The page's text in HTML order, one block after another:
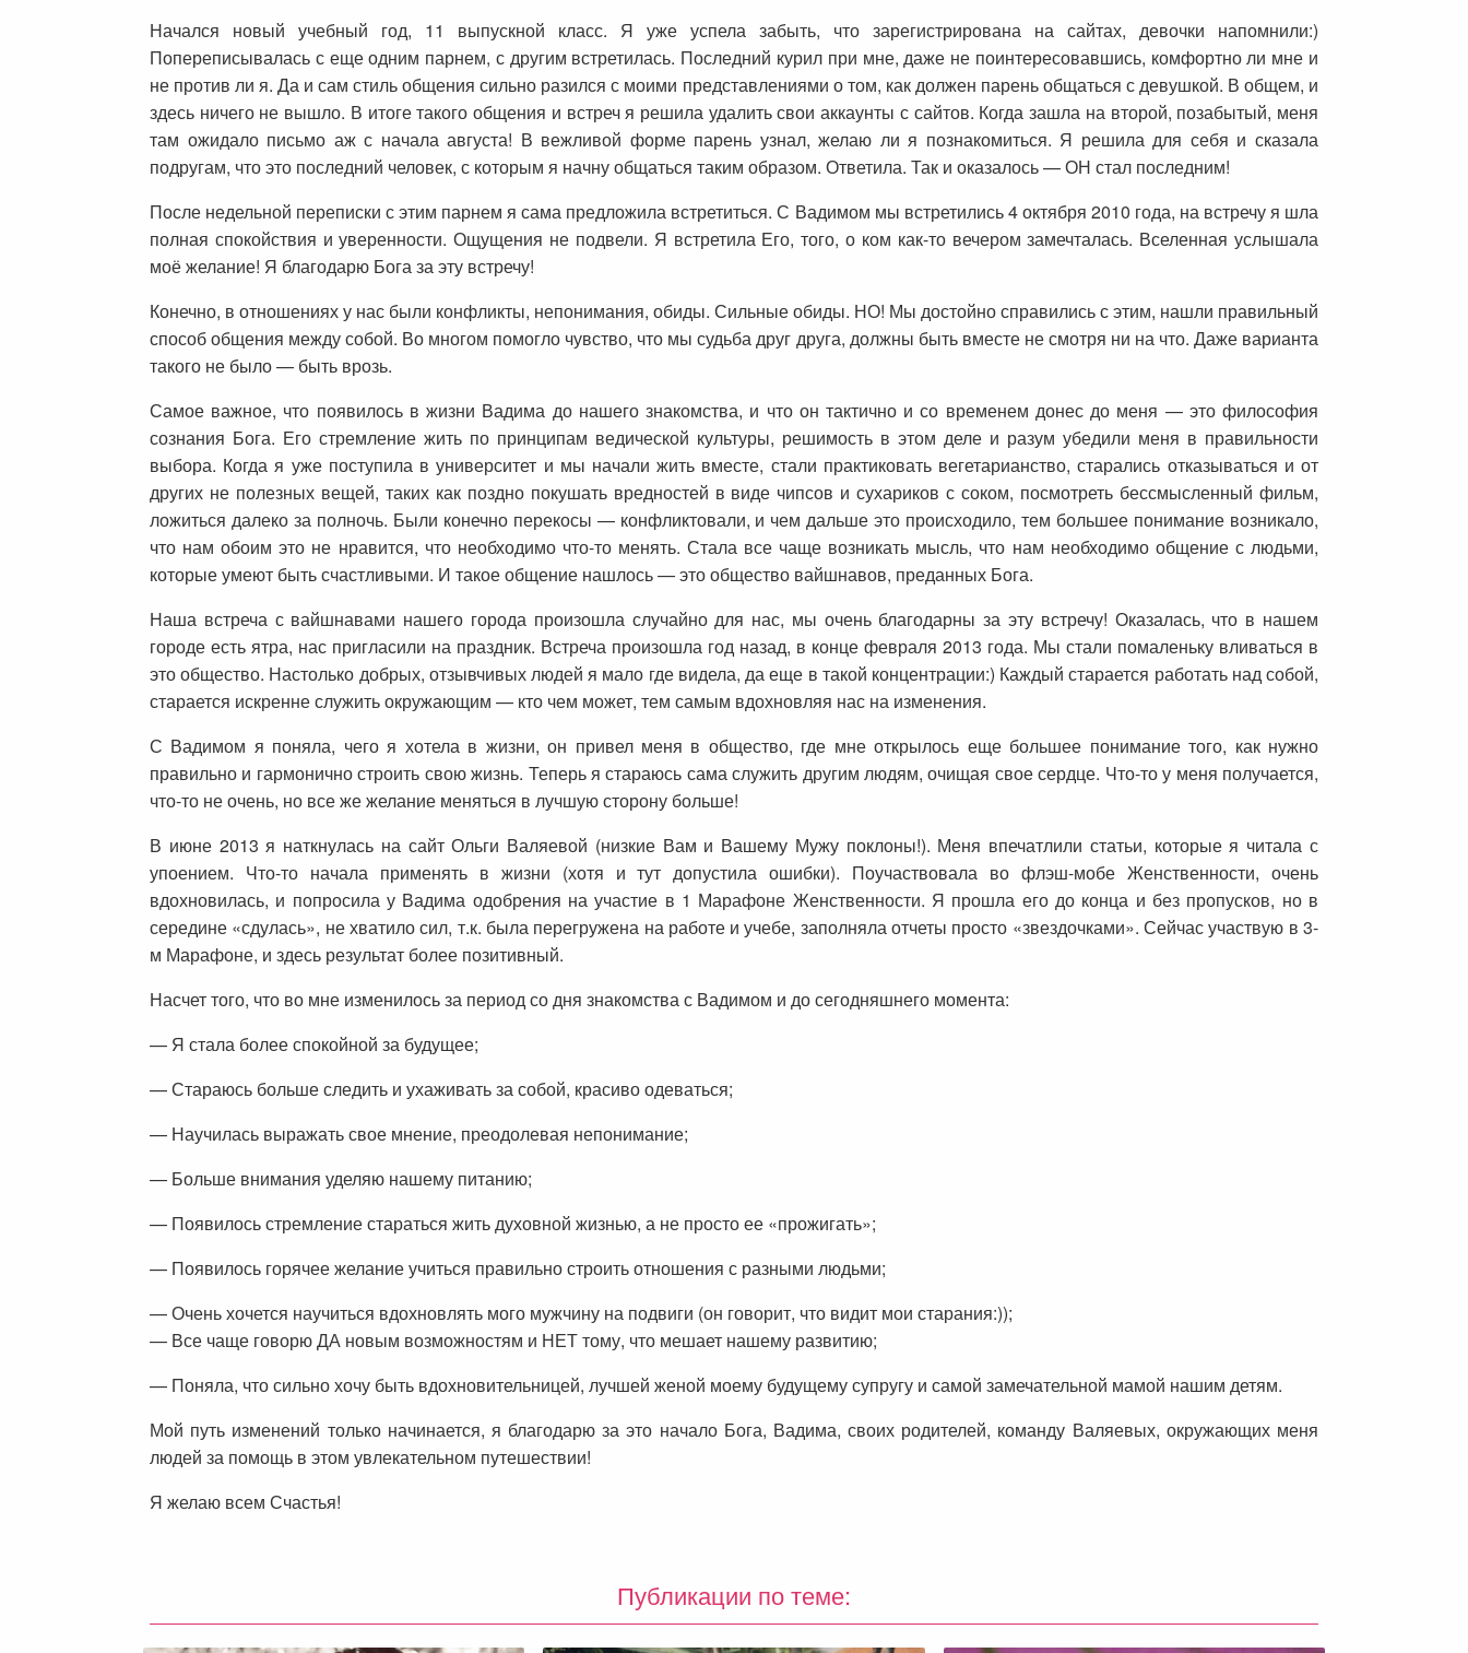
Начался новый учебный год, 11 выпускной класс. Я уже успела забыть, что зарегистрирована на сайтах, девочки напомнили:)
Попереписывалась с еще одним парнем, с другим встретилась. Последний курил при мне, даже не поинтересовавшись, комфортно ли мне и
не против ли я. Да и сам стиль общения сильно разился с моими представлениями о том, как должен парень общаться с девушкой. В общем, и
здесь ничего не вышло. В итоге такого общения и встреч я решила удалить свои аккаунты с сайтов. Когда зашла на второй, позабытый, меня
там ожидало письмо аж с начала августа! В вежливой форме парень узнал, желаю ли я познакомиться. Я решила для себя и сказала
подругам, что это последний человек, с которым я начну общаться таким образом. Ответила. Так и оказалось — ОН стал последним!
После недельной переписки с этим парнем я сама предложила встретиться. С Вадимом мы встретились 4 октября 2010 года, на встречу я шла
полная спокойствия и уверенности. Ощущения не подвели. Я встретила Его, того, о ком как-то вечером замечталась. Вселенная услышала
моё желание! Я благодарю Бога за эту встречу!
Конечно, в отношениях у нас были конфликты, непонимания, обиды. Сильные обиды. НО! Мы достойно справились с этим, нашли правильный
способ общения между собой. Во многом помогло чувство, что мы судьба друг друга, должны быть вместе не смотря ни на что. Даже варианта
такого не было — быть врозь.
Самое важное, что появилось в жизни Вадима до нашего знакомства, и что он тактично и со временем донес до меня — это философия
сознания Бога. Его стремление жить по принципам ведической культуры, решимость в этом деле и разум убедили меня в правильности
выбора. Когда я уже поступила в университет и мы начали жить вместе, стали практиковать вегетарианство, старались отказываться и от
других не полезных вещей, таких как поздно покушать вредностей в виде чипсов и сухариков с соком, посмотреть бессмысленный фильм,
ложиться далеко за полночь. Были конечно перекосы — конфликтовали, и чем дальше это происходило, тем большее понимание возникало,
что нам обоим это не нравится, что необходимо что-то менять. Стала все чаще возникать мысль, что нам необходимо общение с людьми,
которые умеют быть счастливыми. И такое общение нашлось — это общество вайшнавов, преданных Бога.
Наша встреча с вайшнавами нашего города произошла случайно для нас, мы очень благодарны за эту встречу! Оказалась, что в нашем
городе есть ятра, нас пригласили на праздник. Встреча произошла год назад, в конце февраля 2013 года. Мы стали помаленьку вливаться в
это общество. Настолько добрых, отзывчивых людей я мало где видела, да еще в такой концентрации:) Каждый старается работать над собой,
старается искренне служить окружающим — кто чем может, тем самым вдохновляя нас на изменения.
С Вадимом я поняла, чего я хотела в жизни, он привел меня в общество, где мне открылось еще большее понимание того, как нужно
правильно и гармонично строить свою жизнь. Теперь я стараюсь сама служить другим людям, очищая свое сердце. Что-то у меня получается,
что-то не очень, но все же желание меняться в лучшую сторону больше!
В июне 2013 я наткнулась на сайт Ольги Валяевой (низкие Вам и Вашему Мужу поклоны!). Меня впечатлили статьи, которые я читала с
упоением. Что-то начала применять в жизни (хотя и тут допустила ошибки). Поучаствовала во флэш-мобе Женственности, очень
вдохновилась, и попросила у Вадима одобрения на участие в 1 Марафоне Женственности. Я прошла его до конца и без пропусков, но в
середине «сдулась», не хватило сил, т.к. была перегружена на работе и учебе, заполняла отчеты просто «звездочками». Сейчас участвую в 3-
м Марафоне, и здесь результат более позитивный.
Насчет того, что во мне изменилось за период со дня знакомства с Вадимом и до сегодняшнего момента:
— Я стала более спокойной за будущее;
— Стараюсь больше следить и ухаживать за собой, красиво одеваться;
— Научилась выражать свое мнение, преодолевая непонимание;
— Больше внимания уделяю нашему питанию;
— Появилось стремление стараться жить духовной жизнью, а не просто ее «прожигать»;
— Появилось горячее желание учиться правильно строить отношения с разными людьми;
— Очень хочется научиться вдохновлять мого мужчину на подвиги (он говорит, что видит мои старания:));
— Все чаще говорю ДА новым возможностям и НЕТ тому, что мешает нашему развитию;
— Поняла, что сильно хочу быть вдохновительницей, лучшей женой моему будущему супругу и самой замечательной мамой нашим детям.
Мой путь изменений только начинается, я благодарю за это начало Бога, Вадима, своих родителей, команду Валяевых, окружающих меня
людей за помощь в этом увлекательном путешествии!
Я желаю всем Счастья!
Публикации по теме: